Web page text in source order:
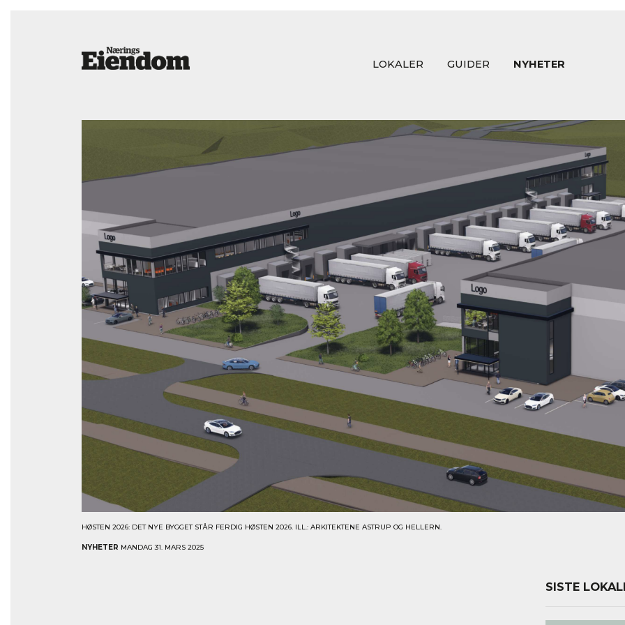
LOKALER GUIDER NYHETER
HØSTEN 2026: DET NYE BYGGET STÅR FERDIG HØSTEN 2026. ILL.: ARKITEKTENE ASTRUP OG HELLERN.
NYHETER MANDAG 31. MARS 2025
SISTE